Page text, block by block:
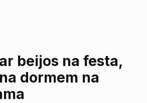
beijos na festa,
dormem na